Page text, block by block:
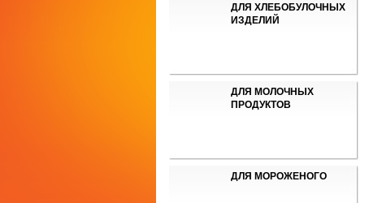
ДЛЯ ХЛЕБОБУЛОЧНЫХ
ИЗДЕЛИЙ
ДЛЯ МОЛОЧНЫХ
ПРОДУКТОВ
ДЛЯ МОРОЖЕНОГО